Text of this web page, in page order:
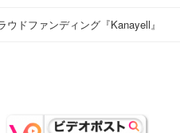
ウドファンディング『Kanayell』